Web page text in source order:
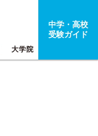
大学院
中学・高校
受験ガイド